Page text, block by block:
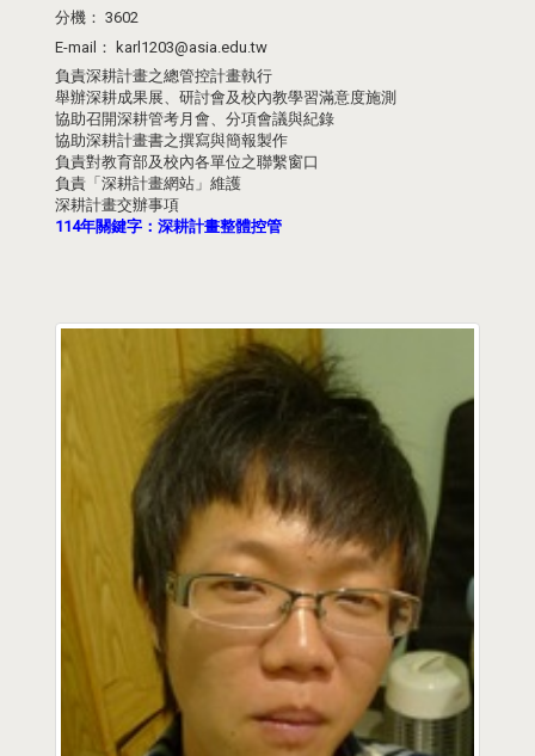
分機： 3602
E-mail：
karl1203@asia.edu.tw
負責深耕計畫之總管控計畫執行
舉辦深耕成果展、研討會及校內教學習滿意度施測
協助召開深耕管考月會、分項會議與紀錄
協助深耕計畫書之撰寫與簡報製作
負責對教育部及校內各單位之聯繫窗口
負責「深耕計畫網站」維護
深耕計畫交辦事項
114年關鍵字：深耕計畫整體控管